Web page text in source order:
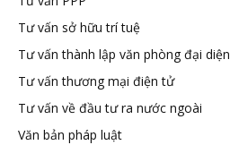
Tư vấn sở hữu trí tuệ
Tư vấn thành lập văn phòng đại diện
Tư vấn thương mại điện tử
Tư vấn về đầu tư ra nước ngoài
Văn bản pháp luật